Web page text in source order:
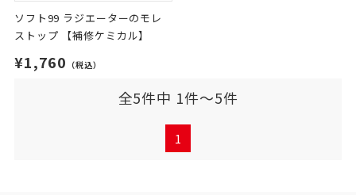
ソフト99 ラジエーターのモレ
ストップ 【補修ケミカル】
¥1,760 （税込）
全5件中 1件～5件
1